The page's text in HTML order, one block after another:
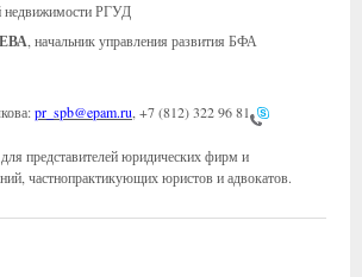
недвижимости РГУД
, начальник управления развития БФА
pr_spb@epam.ru +7 (812) 322 96 81
представителей юридических фирм и
частнопрактикующих юристов и адвокатов.